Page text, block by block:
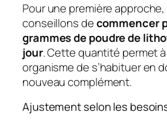
Pour une première
conseillons decommencer
grammes de poudre de
jour. Cette quantité permet
organisme de s’habituer en
nouveau complément.
Ajustement selon les